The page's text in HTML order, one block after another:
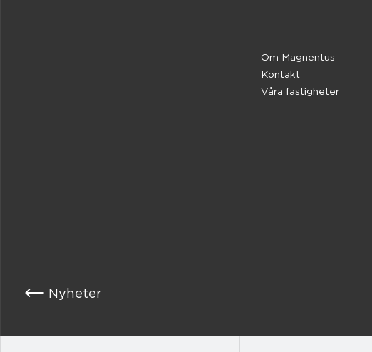
Om Magnentus
Kontakt
Våra fastigheter
Nyheter